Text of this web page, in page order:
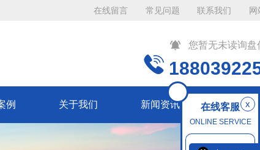
在线留言 常见问题 联系我们
您暂无未读询盘
例 关于我们 新闻资讯 联系我
x
在线客服
ONLINE SERVICE